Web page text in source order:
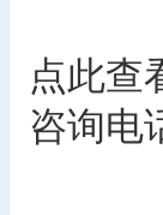
点此查
咨询电